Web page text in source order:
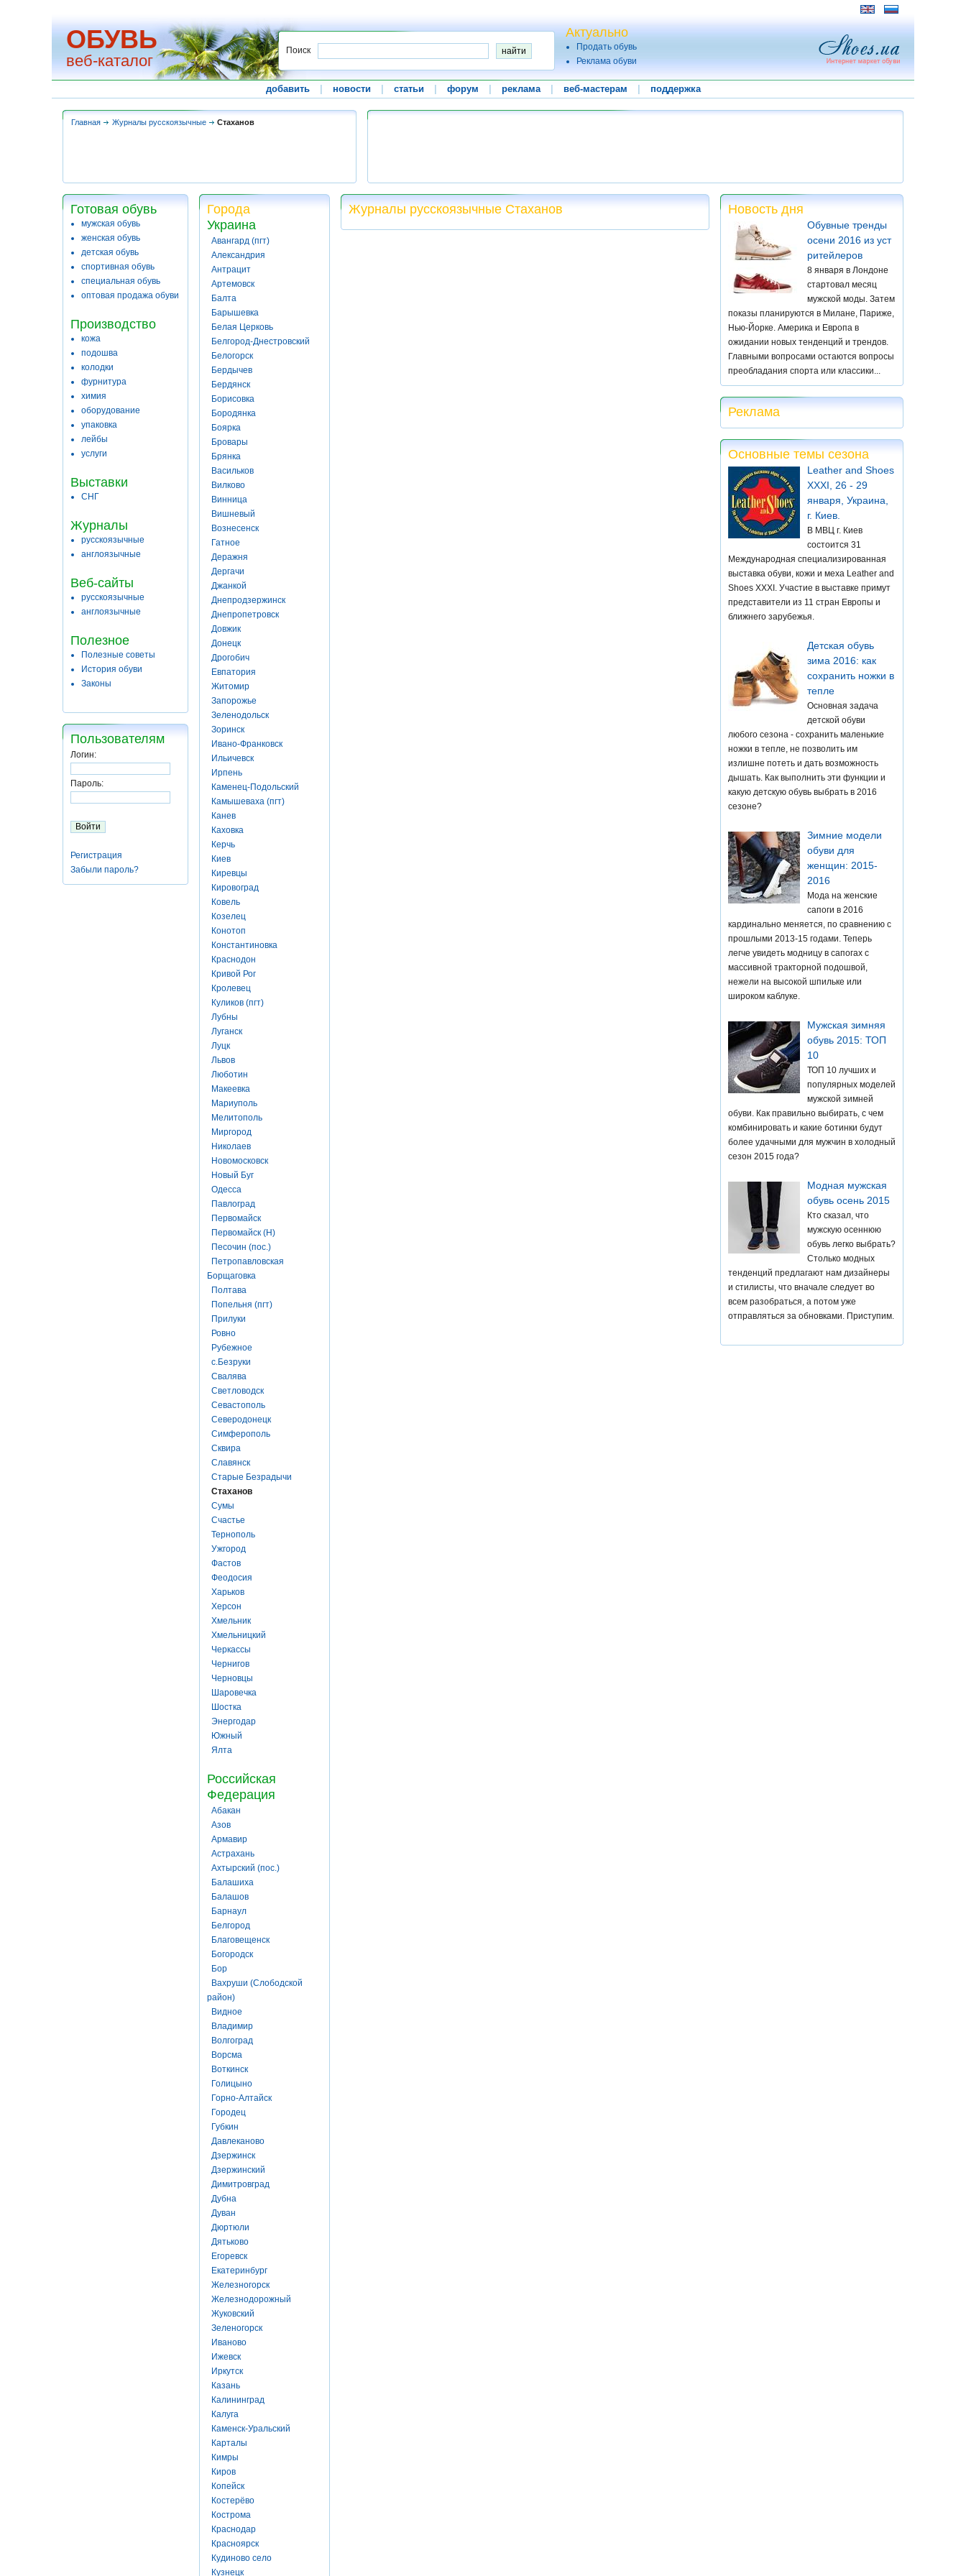
ОБУВЬ
веб-каталог
Поиск
Актуально
Продать обувь
Реклама обуви
добавить новости статьи форум реклама веб-мастерам поддержка
Главная Журналы русскоязычные Стаханов
Готовая обувь
мужская обувь
женская обувь
детская обувь
спортивная обувь
специальная обувь
оптовая продажа обуви
Производство
кожа
подошва
колодки
фурнитура
химия
оборудование
упаковка
лейбы
услуги
Выставки
СНГ
Журналы
русскоязычные
англоязычные
Веб-сайты
русскоязычные
англоязычные
Полезное
Полезные советы
История обуви
Законы
Пользователям
Логин:
Пароль:
Регистрация
Забыли пароль?
Города
Украина
Авангард (пгт)
Александрия
Антрацит
Артемовск
Балта
Барышевка
Белая Церковь
Белгород-Днестровский
Белогорск
Бердычев
Бердянск
Борисовка
Бородянка
Боярка
Бровары
Брянка
Васильков
Вилково
Винница
Вишневый
Вознесенск
Гатное
Деражня
Дергачи
Джанкой
Днепродзержинск
Днепропетровск
Довжик
Донецк
Дрогобич
Евпатория
Житомир
Запорожье
Зеленодольск
Зоринск
Ивано-Франковск
Ильичевск
Ирпень
Каменец-Подольский
Камышеваха (пгт)
Канев
Каховка
Керчь
Киев
Киревцы
Кировоград
Ковель
Козелец
Конотоп
Константиновка
Краснодон
Кривой Рог
Кролевец
Куликов (пгт)
Лубны
Луганск
Луцк
Львов
Люботин
Макеевка
Мариуполь
Мелитополь
Миргород
Николаев
Новомосковск
Новый Буг
Одесса
Павлоград
Первомайск
Первомайск (Н)
Песочин (пос.)
Петропавловская
Борщаговка
Полтава
Попельня (пгт)
Прилуки
Ровно
Рубежное
с.Безруки
Свалява
Светловодск
Севастополь
Северодонецк
Симферополь
Сквира
Славянск
Старые Безрадычи
Стаханов
Сумы
Счастье
Тернополь
Ужгород
Фастов
Феодосия
Харьков
Херсон
Хмельник
Хмельницкий
Черкассы
Чернигов
Черновцы
Шаровечка
Шостка
Энергодар
Южный
Ялта
Российская
Федерация
Абакан
Азов
Армавир
Астрахань
Ахтырский (пос.)
Балашиха
Балашов
Барнаул
Белгород
Благовещенск
Богородск
Бор
Вахруши (Слободской
район)
Видное
Владимир
Волгоград
Ворсма
Воткинск
Голицыно
Горно-Алтайск
Городец
Губкин
Давлеканово
Дзержинск
Дзержинский
Димитровград
Дубна
Дуван
Дюртюли
Дятьково
Егоревск
Екатеринбург
Железногорск
Железнодорожный
Жуковский
Зеленогорск
Иваново
Ижевск
Иркутск
Казань
Калининград
Калуга
Каменск-Уральский
Карталы
Кимры
Киров
Копейск
Костерёво
Кострома
Краснодар
Красноярск
Кудиново село
Кузнецк
Журналы русскоязычные Стаханов Новость дня
Обувные тренды
осени 2016 из уст
ритейлеров
8 января в Лондоне
стартовал месяц
мужской моды. Затем
показы планируются в Милане, Париже,
Нью-Йорке. Америка и Европа в
ожидании новых тенденций и трендов.
Главными вопросами остаются вопросы
преобладания спорта или классики...
Реклама
Основные темы сезона
Leather and Shoes
XXXI, 26 - 29
января, Украина,
г. Киев.
В МВЦ г. Киев
состоится 31
Международная специализированная
выставка обуви, кожи и меха Leather and
Shoes XXXI. Участие в выставке примут
представители из 11 стран Европы и
ближнего зарубежья.
Детская обувь
зима 2016: как
сохранить ножки в
тепле
Основная задача
детской обуви
любого сезона - сохранить маленькие
ножки в тепле, не позволить им
излишне потеть и дать возможность
дышать. Как выполнить эти функции и
какую детскую обувь выбрать в 2016
сезоне?
Зимние модели
обуви для
женщин: 2015-
2016
Мода на женские
сапоги в 2016
кардинально меняется, по сравнению с
прошлыми 2013-15 годами. Теперь
легче увидеть модницу в сапогах с
массивной тракторной подошвой,
нежели на высокой шпильке или
широком каблуке.
Мужская зимняя
обувь 2015: ТОП
10
ТОП 10 лучших и
популярных моделей
мужской зимней
обуви. Как правильно выбирать, с чем
комбинировать и какие ботинки будут
более удачными для мужчин в холодный
сезон 2015 года?
Модная мужская
обувь осень 2015
Кто сказал, что
мужскую осеннюю
обувь легко выбрать?
Столько модных
тенденций предлагают нам дизайнеры
и стилисты, что вначале следует во
всем разобраться, а потом уже
отправляться за обновками. Приступим.